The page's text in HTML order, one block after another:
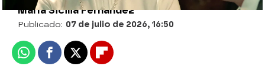
María Sicilia Fernández
Publicado: 07 de julio de 2026, 16:50
WhatsappFacebook
X Flipboard